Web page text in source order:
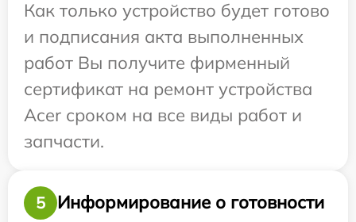
Как только устройство будет готово
и подписания акта выполненных
работ Вы получите фирменный
сертификат на ремонт устройства
Acer сроком на все виды работ и
запчасти.
5
Информирование о готовности